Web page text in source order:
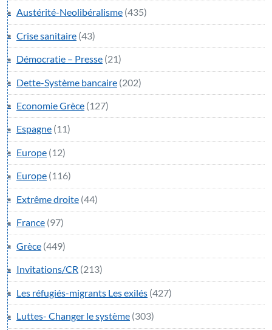
Austérité-Neolibéralisme (435)
Crise sanitaire (43)
Démocratie – Presse (21)
Dette-Système bancaire (202)
Economie Grèce (127)
Espagne (11)
Europe (12)
Europe (116)
Extrême droite (44)
France (97)
Grèce (449)
Invitations/CR (213)
Les réfugiés-migrants Les exilés (427)
Luttes- Changer le système (303)